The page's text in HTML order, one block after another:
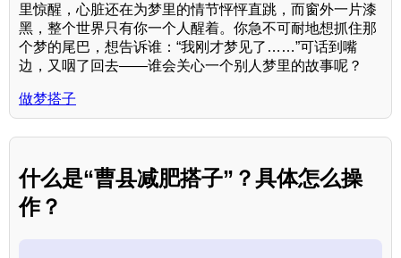
里惊醒，心脏还在为梦里的情节怦怦直跳，而窗外一片漆
黑，整个世界只有你一个人醒着。你急不可耐地想抓住那
个梦的尾巴，想告诉谁：“我刚才梦见了……”可话到嘴
边，又咽了回去——谁会关心一个别人梦里的故事呢？
做梦搭子
什么是“曹县减肥搭子”？具体怎么操
作？